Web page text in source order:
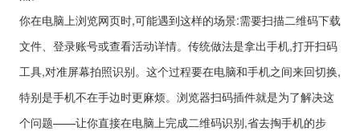
你在电脑上浏览网页时,可能遇到这样的场景:需要扫描二维码下载
文件、登录账号或查看活动详情。传统做法是拿出手机,打开扫码
工具,对准屏幕拍照识别。这个过程要在电脑和手机之间来回切换,
特别是手机不在手边时更麻烦。浏览器扫码插件就是为了解决这
个问题——让你直接在电脑上完成二维码识别,省去掏手机的步